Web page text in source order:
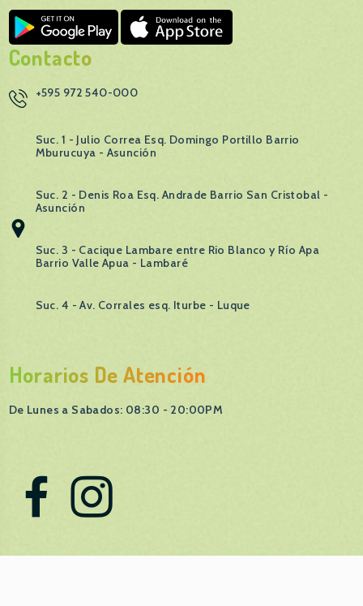
Contacto
+595 972 540-000
Suc. 1 - Julio Correa Esq. Domingo Portillo Barrio
Mburucuya - Asunción
Suc. 2 - Denis Roa Esq. Andrade Barrio San Cristobal -
Asunción
Suc. 3 - Cacique Lambare entre Rio Blanco y Río Apa
Barrio Valle Apua - Lambaré
Suc. 4 - Av. Corrales esq. Iturbe - Luque
Horarios De Atención
De Lunes a Sabados: 08:30 - 20:00PM